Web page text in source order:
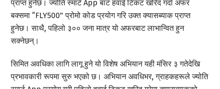
प्राप्त हुनेछ। ज्योति स्मार्ट App बाट हवाई टिकट खरिद गर्दा अफर
बक्समा “FLY500” प्रोमो कोड प्रयोग गरि उक्त क्यासब्याक प्राप्त
हुनेछ। साथै, पहिलो ३०० जना मात्र यो अफरबाट लाभान्वित हुन
सक्नेछन्।
सिमित अवधिका लागि लागू हुने यो विशेष अभियान यही मंसिर ३ गतेदेखि
प्रभावकारी रूपमा सुरु भएको छ। अभियान अवधिभर, ग्राहकहरूले ज्योति